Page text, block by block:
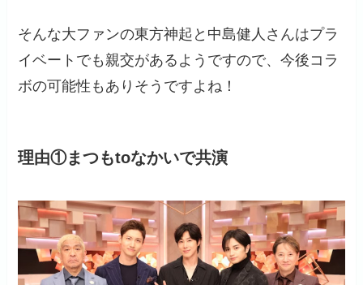
そんな大ファンの東方神起と中島健人さんはプラ
イベートでも親交があるようですので、今後コラ
ボの可能性もありそうですよね！
理由①まつもtoなかいで共演